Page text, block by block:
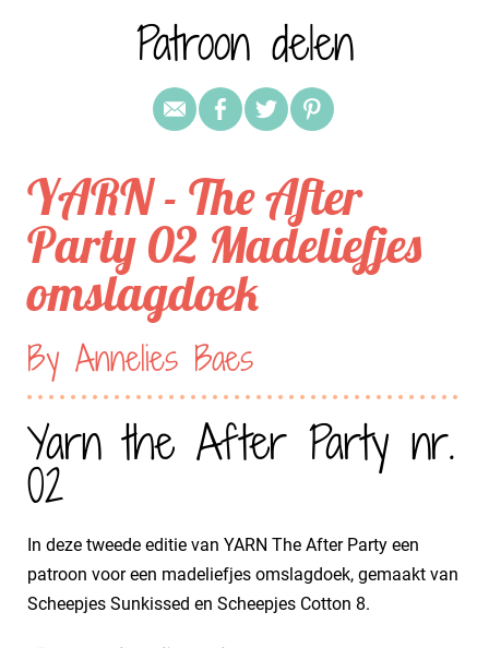
Patroon delen
YARN - The After
Party 02 Madeliefjes
omslagdoek
By Annelies Baes
Yarn the After Party nr.
02
In deze tweede editie van YARN The After Party een
patroon voor een madeliefjes omslagdoek, gemaakt van
Scheepjes Sunkissed en Scheepjes Cotton 8.